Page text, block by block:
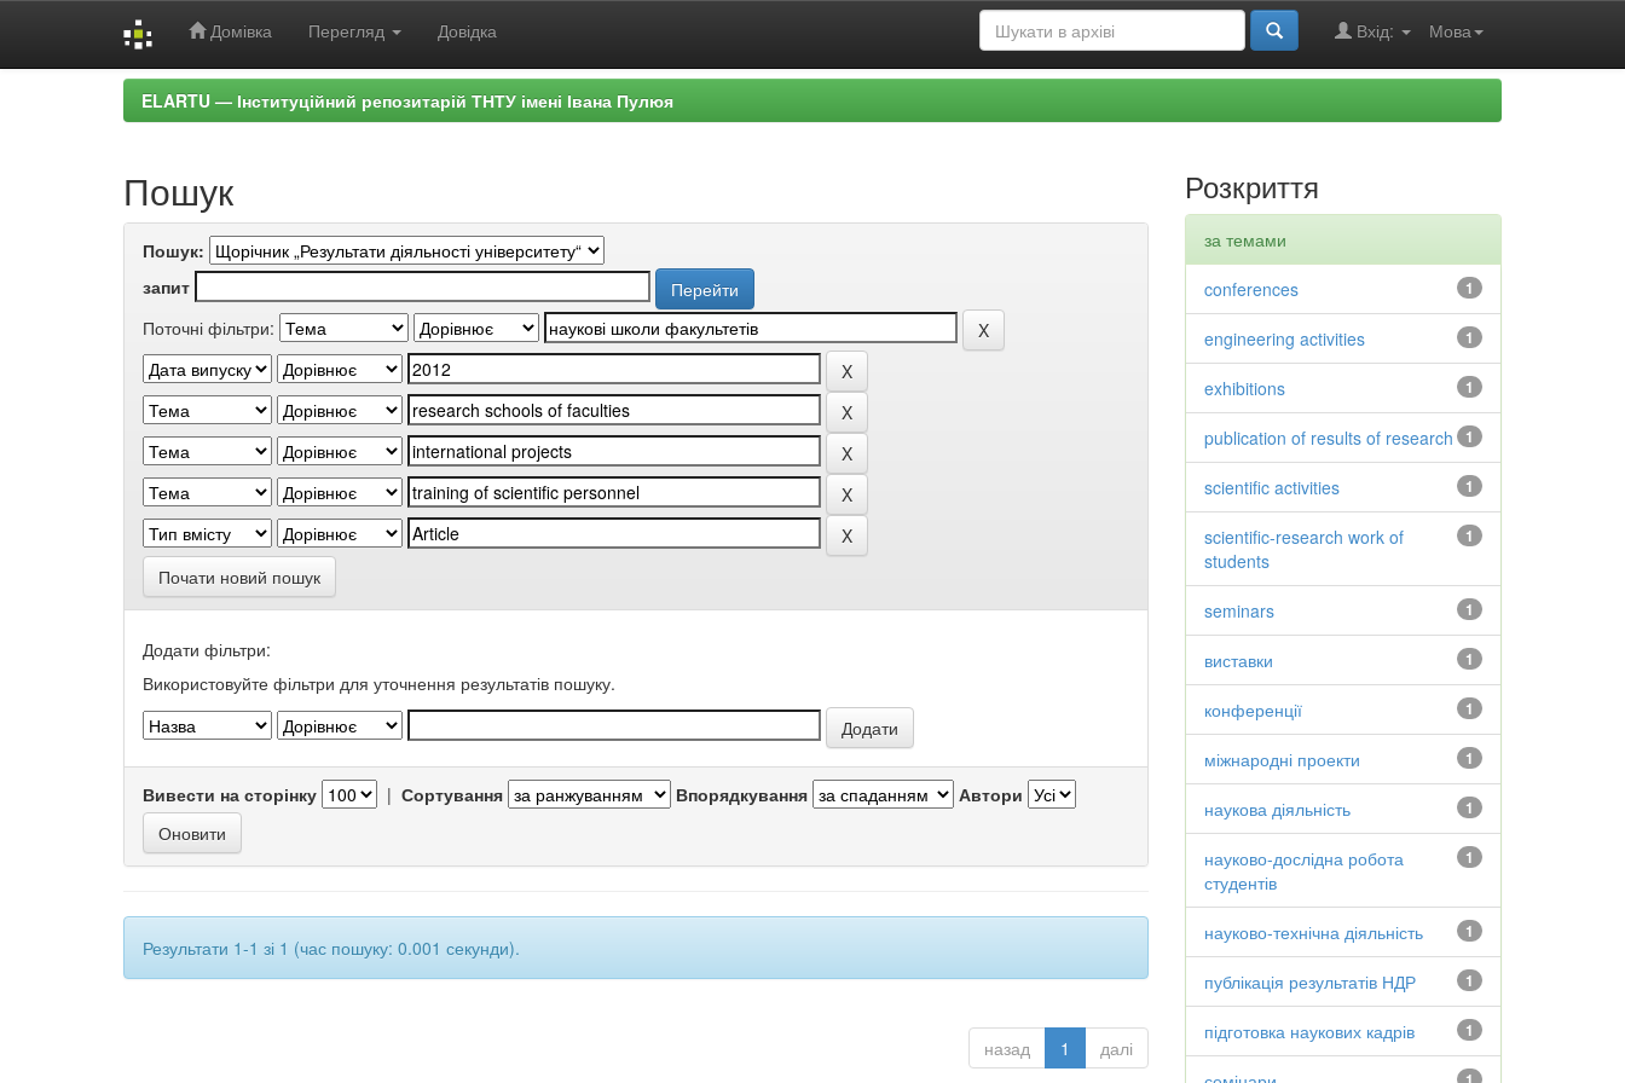
Домівка Перегляд Довідка Мова
Вхід:
ELARTU — Інституційний репозитарій ТНТУ імені Івана Пулюя
Пошук
Пошук:
запит
Поточні фільтри:
Почати новий пошук
Додати фільтри:
Використовуйте фільтри для уточнення результатів пошуку.
Вивести на сторінку | Сортування Впорядкування Автори
Результати 1-1 зі 1 (час пошуку: 0.001 секунди).
назад 1 далі
Розкриття
за темами
1
conferences
1
engineering activities
1
exhibitions
1
publication of results of research
1
scientific activities
1
scientific-research work of
students
1
seminars
1
виставки
1
конференції
1
міжнародні проекти
1
наукова діяльність
1
науково-дослідна робота
студентів
1
науково-технічна діяльність
1
публікація результатів НДР
1
підготовка наукових кадрів